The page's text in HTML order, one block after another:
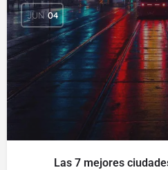
JUN 04
Las 7 mejores